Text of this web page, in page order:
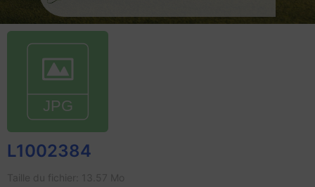
L1002384